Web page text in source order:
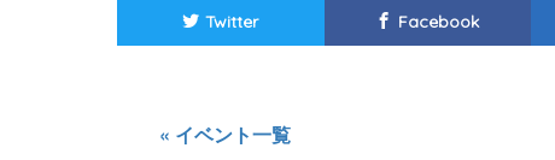
Twitter Facebook
« イベント一覧